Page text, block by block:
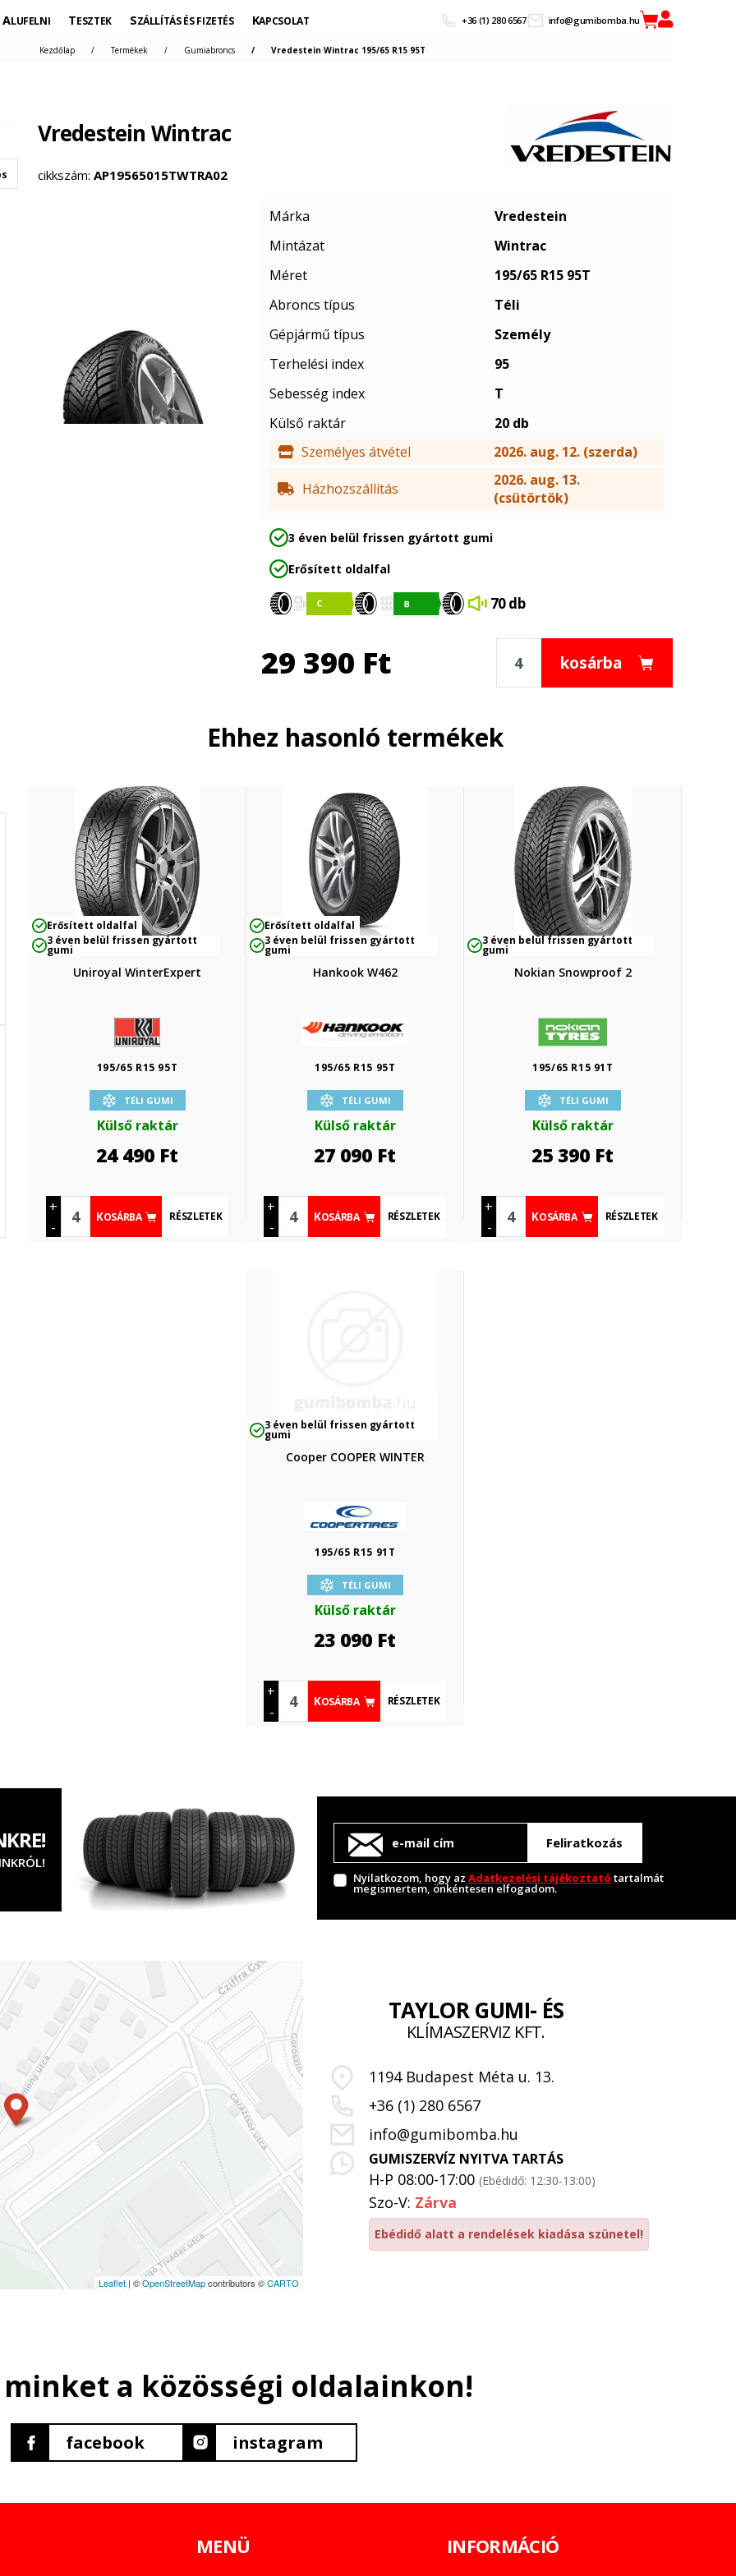
ALUFELNI TESZTEK SZÁLLÍTÁS ÉS FIZETÉS KAPCSOLAT +36 (1) 280 6567 info@gumibomba.hu
Kezdőlap Termékek Gumiabroncs Vredestein Wintrac 195/65 R15 95T
Vredestein Wintrac
cikkszám: AP19565015TWTRA02
Márka
Vredestein
Mintázat
Wintrac
Méret
195/65 R15 95T
Abroncs típus
Téli
Gépjármű típus
Személy
Terhelési index
95
Sebesség index
T
Külső raktár
20 db
Személyes átvétel
2026. aug. 12. (szerda)
Házhozszállítás
2026. aug. 13.
(csütörtök)
3 éven belül frissen gyártott gumi
Erősített oldalfal
70 db
29 390 Ft kosárba
Ehhez hasonló termékek
Erősített oldalfal
3 éven belül frissen gyártott
gumi
Uniroyal WinterExpert
195/65 R15 95T
TÉLI GUMI
Külső raktár
24 490 Ft
+
-
KOSÁRBA RÉSZLETEK
Erősített oldalfal
3 éven belül frissen gyártott
gumi
Hankook W462
195/65 R15 95T
TÉLI GUMI
Külső raktár
27 090 Ft
+
-
KOSÁRBA RÉSZLETEK
3 éven belül frissen gyártott
gumi
Nokian Snowproof 2
195/65 R15 91T
TÉLI GUMI
Külső raktár
25 390 Ft
+
-
KOSÁRBA RÉSZLETEK
3 éven belül frissen gyártott
gumi
Cooper COOPER WINTER
195/65 R15 91T
TÉLI GUMI
Külső raktár
23 090 Ft
+
-
KOSÁRBA RÉSZLETEK
Feliratkozás
Nyilatkozom, hogy az Adatkezelési tájékoztató tartalmát
megismertem, önkéntesen elfogadom.
Leaflet | ©OpenStreetMapcontributors ©CARTO
TAYLOR GUMI- ÉS
KLÍMASZERVIZ KFT.
1194 Budapest Méta u. 13.
+36 (1) 280 6567
info@gumibomba.hu
GUMISZERVÍZ NYITVA TARTÁS
H-P 08:00-17:00 (Ebédidő: 12:30-13:00)
Szo-V: Zárva
Ebédidő alatt a rendelések kiadása szünetel!
minket a közösségi oldalainkon!
facebook instagram
MENÜ INFORMÁCIÓ